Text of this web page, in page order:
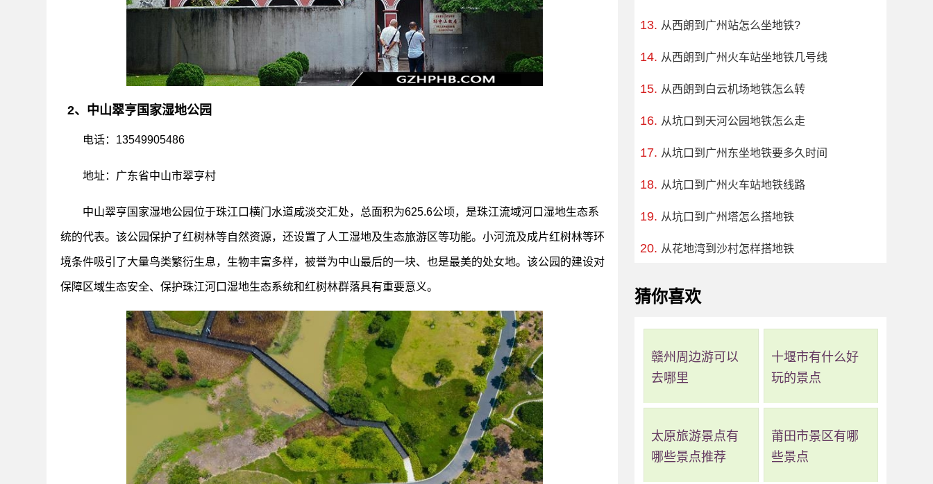
2、中山翠亨国家湿地公园
电话：13549905486
地址：广东省中山市翠亨村
中山翠亨国家湿地公园位于珠江口横门水道咸淡交汇处，总面积为625.6公顷，是珠江流域河口湿地生态系
统的代表。该公园保护了红树林等自然资源，还设置了人工湿地及生态旅游区等功能。小河流及成片红树林等环
境条件吸引了大量鸟类繁衍生息，生物丰富多样，被誉为中山最后的一块、也是最美的处女地。该公园的建设对
保障区域生态安全、保护珠江河口湿地生态系统和红树林群落具有重要意义。
从西朗到广州站怎么坐地铁?
从西朗到广州火车站坐地铁几号线
从西朗到白云机场地铁怎么转
从坑口到天河公园地铁怎么走
从坑口到广州东坐地铁要多久时间
从坑口到广州火车站地铁线路
从坑口到广州塔怎么搭地铁
从花地湾到沙村怎样搭地铁
猜你喜欢
赣州周边游可以
去哪里
十堰市有什么好
玩的景点
太原旅游景点有
哪些景点推荐
莆田市景区有哪
些景点